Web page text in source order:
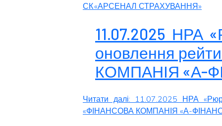
СК «АРСЕНАЛ СТРАХУВАННЯ»
11.07.2025 НРА
оновлення
КОМПАНІЯ «А-
Читати далі: 11.07.2025 НРА
«ФІНАНСОВА КОМПАНІЯ «А-